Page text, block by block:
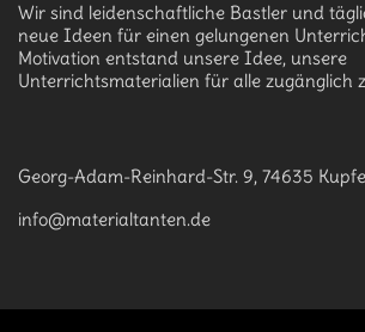
Wir sind leidenschaftliche Bastler und
neue Ideen für einen gelungenen
Motivation entstand unsere Idee, unsere
Unterrichtsmaterialien für alle zugänglich
Georg-Adam-Reinhard-Str. 9, 74635
info@materialtanten.de